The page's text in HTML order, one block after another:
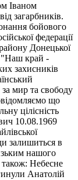
Іваном
загарбників.
бойового
федерації
Донецької
"Наш край -
захисників
мир та свободу
що
цілісність
10.08.1969
залишиться в
нашого
також: Небесне
Анатолій